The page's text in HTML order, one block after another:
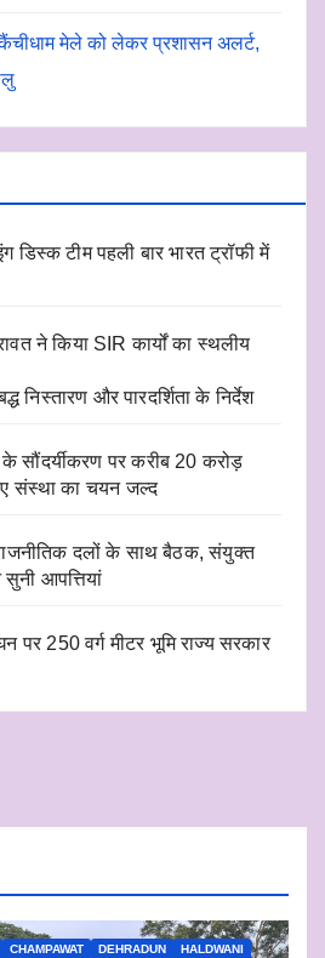
मेले को लेकर प्रशासन अलर्ट,
डिस्क टीम पहली बार भारत ट्रॉफी में
ने किया SIR कार्यों का स्थलीय
निस्तारण और पारदर्शिता के निर्देश
सौंदर्यीकरण पर करीब 20 करोड़
संस्था का चयन जल्द
दलों के साथ बैठक, संयुक्त
सुनी आपत्तियां
पर 250 वर्ग मीटर भूमि राज्य सरकार
CHAMPAWAT DEHRADUN
HALDWANI